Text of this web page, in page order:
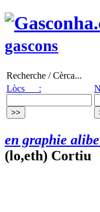
gascons
Recherche / Cèrca...
Lòcs :
en graphie
(lo,eth) Cortiu